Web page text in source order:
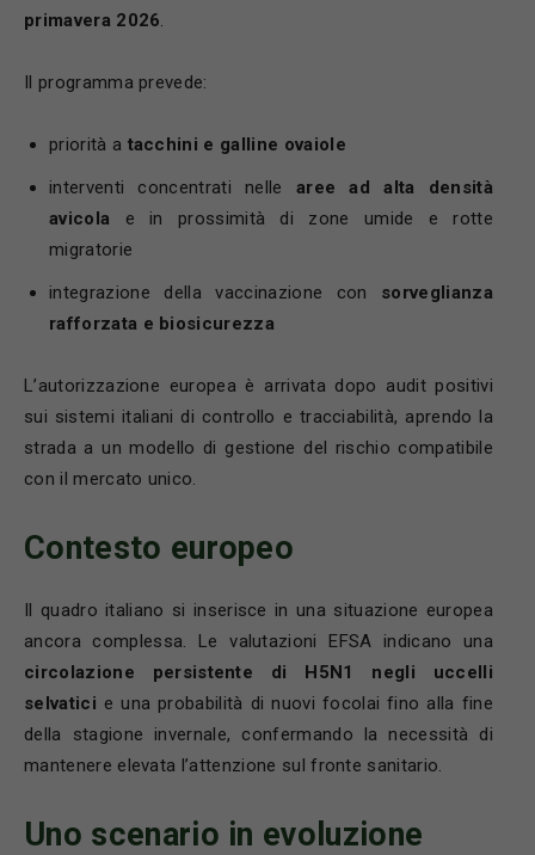
primavera 2026
Il programma prevede:
priorità a tacchini e galline ovaiole
interventi concentrati nelle aree ad alta densità
avicola e in prossimità di zone umide e rotte
migratorie
integrazione della vaccinazione con sorveglianza
rafforzata e biosicurezza
L’autorizzazione europea è arrivata dopo audit positivi
sui sistemi italiani di controllo e tracciabilità, aprendo la
strada a un modello di gestione del rischio compatibile
con il mercato unico.
Contesto europeo
Il quadro italiano si inserisce in una situazione europea
ancora complessa. Le valutazioni EFSA indicano una
circolazione persistente di H5N1 negli uccelli
selvatici e una probabilità di nuovi focolai fino alla fine
della stagione invernale, confermando la necessità di
mantenere elevata l’attenzione sul fronte sanitario.
Uno scenario in evoluzione